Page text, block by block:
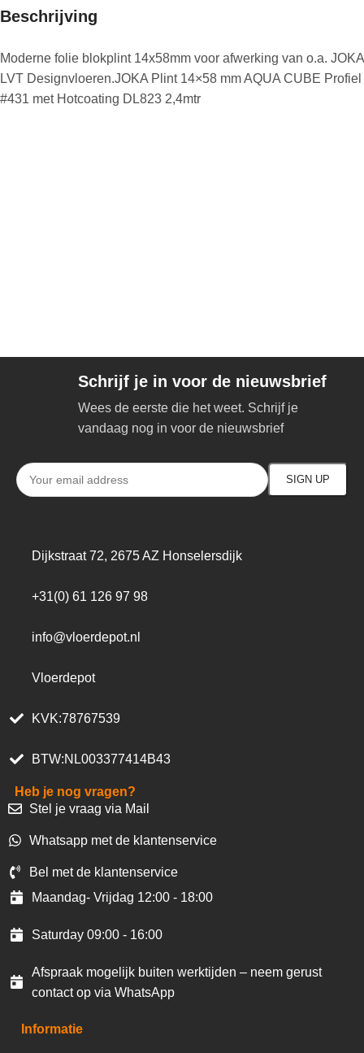
Beschrijving
Moderne folie blokplint 14x58mm voor afwerking van o.a. JOKA
LVT Designvloeren.JOKA Plint 14×58 mm AQUA CUBE Profiel
#431 met Hotcoating DL823 2,4mtr
Schrijf je in voor de nieuwsbrief
Wees de eerste die het weet. Schrijf je
vandaag nog in voor de nieuwsbrief
Dijkstraat 72, 2675 AZ Honselersdijk
+31(0) 61 126 97 98
info@vloerdepot.nl
Vloerdepot
KVK:78767539
BTW:NL003377414B43
Heb je nog vragen?
Stel je vraag via Mail
Whatsapp met de klantenservice
Bel met de klantenservice
Maandag- Vrijdag 12:00 - 18:00
Saturday 09:00 - 16:00
Afspraak mogelijk buiten werktijden – neem gerust
contact op via WhatsApp
Informatie